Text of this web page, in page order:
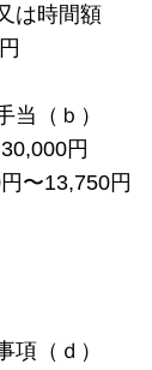
は時間額
当（ｂ）
円
〜13,750円
項（ｄ）